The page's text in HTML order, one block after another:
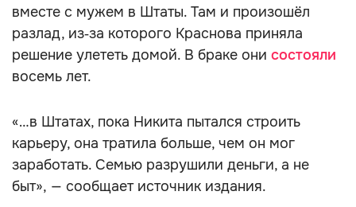
вместе с мужем в Штаты. Там и произошёл
разлад, из‑за которого Краснова приняла
решение улететь домой. В браке они состояли
восемь лет.
«…в Штатах, пока Никита пытался строить
карьеру, она тратила больше, чем он мог
заработать. Семью разрушили деньги, а не
быт», — сообщает источник издания.